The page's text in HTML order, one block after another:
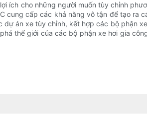
ích cho những người muốn tùy chỉnh
cung cấp các khả năng vô tận để tạo
án xe tùy chỉnh, kết hợp các bộ phận
thế giới của các bộ phận xe hơi gia